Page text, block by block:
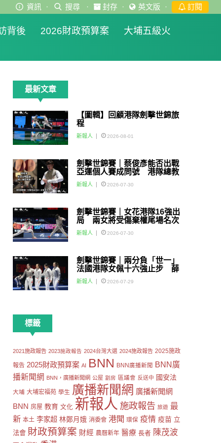
資訊 · 搜尋 · 封存 · 英文版 · 訂閱
背後 2026財政預算案
大埔五級火
最新文章
【圖輯】回顧港隊劍擊世錦旅
程
新報人 2026-08-01
劍擊世錦賽｜蔡俊彥能否出戰
亞運個人賽成問號 港隊總教
練：如醫生話可以一定會用佢
新報人 2026-07-30
劍擊世錦賽｜女花港隊16強出
局 兩女將受傷棄權尾場名次
賽
新報人 2026-07-30
劍擊世錦賽｜兩分負「世一」
法國港隊女佩十六強止步 薛
雅齊：我好有信心我哋可以做
到世界級嘅Team
新報人 2026-07-29
標籤
2021施政報告 2023施政報告 2024台灣大選 2024施政報告 2025施政
報告 2025財政預算案 AI BNN BNN廣播新聞
BNN廣
播新聞網 BNN，廣播新聞網 公屋 劏房 區議會 反送中 國安法
大埔 大埔宏福苑 學生 廣播新聞網 廣播新聞網
BNN 房屋 教育 文化 新報人 施政報告 旅遊 最
新 本土 李家超 林鄭月娥 消委會 港聞 環保 疫情 疫苗 立
法會 財政預算案 財經 農曆新年 醫療 長者 陳茂波